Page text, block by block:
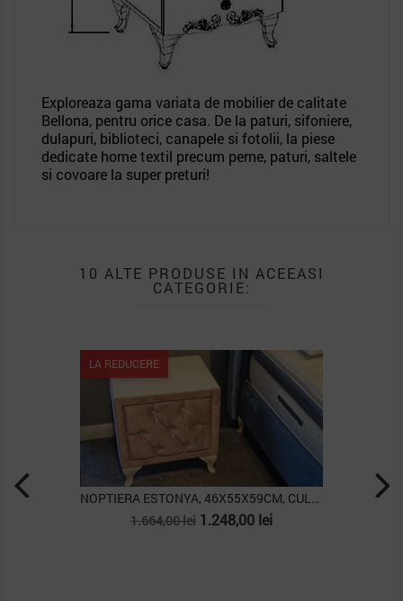
Exploreaza gama variata de mobilier de calitate
Bellona, pentru orice casa. De la paturi, sifoniere,
dulapuri, biblioteci, canapele si fotolii, la piese
dedicate home textil precum perne, paturi, saltele
si covoare la super preturi!
10 ALTE PRODUSE IN ACEEASI
CATEGORIE:
LA REDUCERE
NOPTIERA ESTONYA, 46X55X59CM, CULOARE ROZ PUDRA
Pret
1.664,00 lei Pret
1.248,00 lei